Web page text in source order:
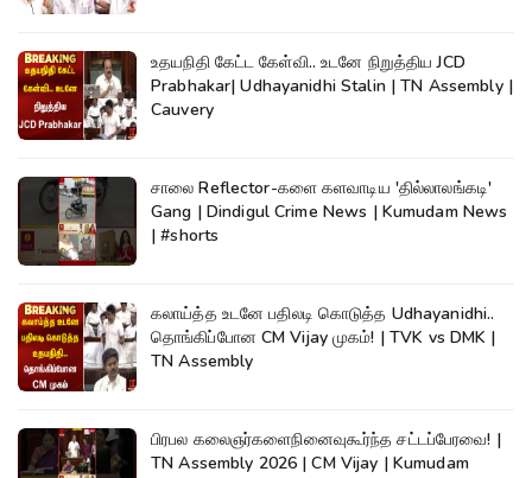
உதயநிதி கேட்ட கேள்வி.. உடனே நிறுத்திய JCD
Prabhakar| Udhayanidhi Stalin | TN Assembly |
Cauvery
சாலை Reflector-களை களவாடிய 'தில்லாலங்கடி'
Gang | Dindigul Crime News | Kumudam News
| #shorts
கலாய்த்த உடனே பதிலடி கொடுத்த Udhayanidhi..
தொங்கிப்போன CM Vijay முகம்! | TVK vs DMK |
TN Assembly
பிரபல கலைஞர்களைநினைவுகூர்ந்த சட்டப்பேரவை! |
TN Assembly 2026 | CM Vijay | Kumudam